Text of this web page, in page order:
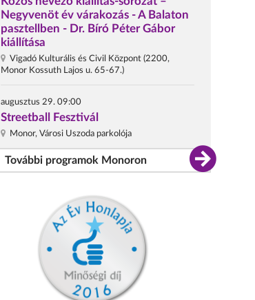
Negyvenöt év várakozás - A Balaton
pasztellben - Dr. Bíró Péter Gábor
kiállítása
Vigadó Kulturális és Civil Központ (2200,
Monor Kossuth Lajos u. 65-67.)
augusztus 29. 09:00
Streetball Fesztivál
Monor, Városi Uszoda parkolója
További programok Monoron